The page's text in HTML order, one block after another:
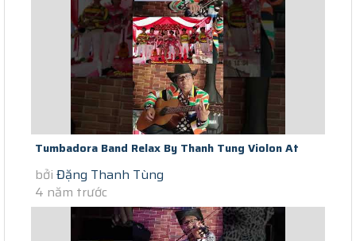
Tumbadora Band Relax By Thanh Tung Violon At
The End Of Saigon Social...
bởi Đặng Thanh Tùng
4 năm trước